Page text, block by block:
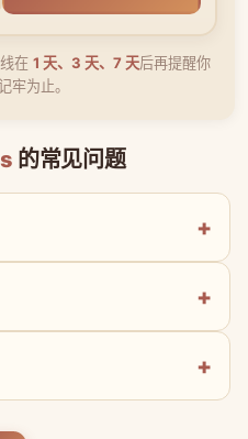
在 1 天、3 天、7 天后再提醒你
为止。
的常见问题